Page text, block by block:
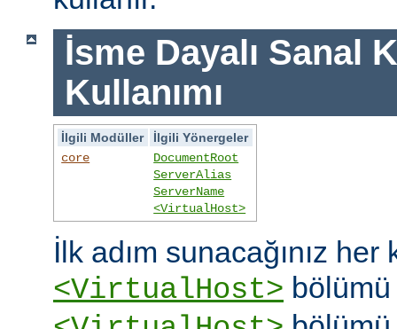
İsme Dayalı Sanal
Kullanımı
İlgili Modüller
İlgili Yönergeler
core
DocumentRoot
ServerAlias
ServerName
<VirtualHost>
İlk adım sunacağınız
<VirtualHost> bölümü